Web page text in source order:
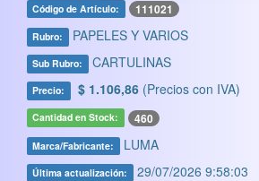
Código de Artículo: 111021
Rubro: PAPELES Y VARIOS
Sub Rubro: CARTULINAS
Precio: $ 1.106,86 (Precios con IVA)
Cantidad en Stock: 460
Marca/Fabricante: LUMA
Última actualización: 29/07/2026 9:58:03